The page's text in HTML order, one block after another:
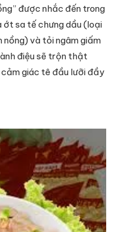
được nhắc đến trong
ớt sa tế chưng dầu (loại
và tỏi ngâm giấm
điệu sẽ trộn thật
giác tê đầu lưỡi đầy